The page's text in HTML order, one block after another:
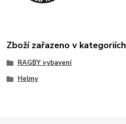
Zboží zařazeno v kategoriích
RAGBY vybavení
Helmy